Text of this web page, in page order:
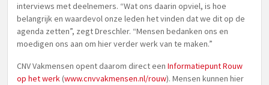
interviews met deelnemers. “Wat ons daarin opviel, is hoe
belangrijk en waardevol onze leden het vinden dat we dit op de
agenda zetten”, zegt Dreschler. “Mensen bedanken ons en
moedigen ons aan om hier verder werk van te maken.”
CNV Vakmensen opent daarom direct een Informatiepunt Rouw
op het werk(www.cnvvakmensen.nl/rouw). Mensen kunnen hier